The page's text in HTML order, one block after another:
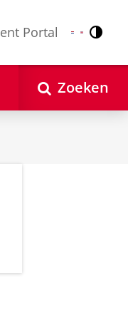
Portal Nederlands
English
Zoeken